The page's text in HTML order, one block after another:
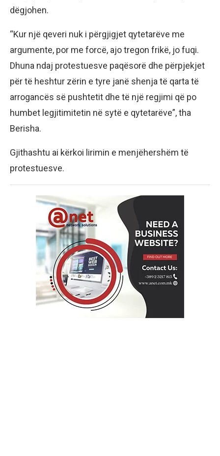
dëgjohen.
“Kur një qeveri nuk i përgjigjet qytetarëve me
argumente, por me forcë, ajo tregon frikë, jo fuqi.
Dhuna ndaj protestuesve paqësorë dhe përpjekjet
për të heshtur zërin e tyre janë shenja të qarta të
arrogancës së pushtetit dhe të një regjimi që po
humbet legjitimitetin në sytë e qytetarëve”, tha
Berisha.
Gjithashtu ai kërkoi lirimin e menjëhershëm të
protestuesve.